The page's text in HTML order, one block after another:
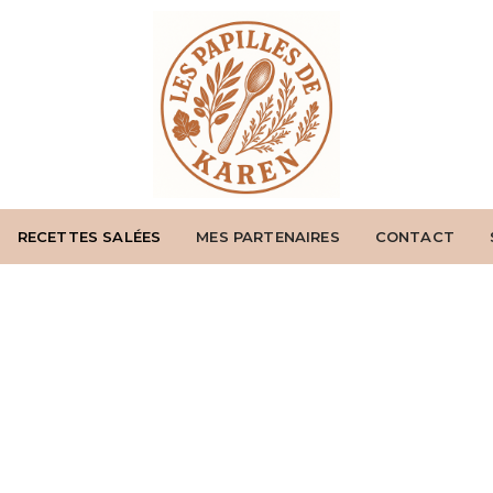
RECETTES SALÉES MES PARTENAIRES CONTACT